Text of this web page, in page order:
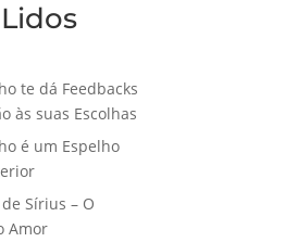
te dá Feedbacks
às suas Escolhas
é um Espelho
Sírius – O
Amor